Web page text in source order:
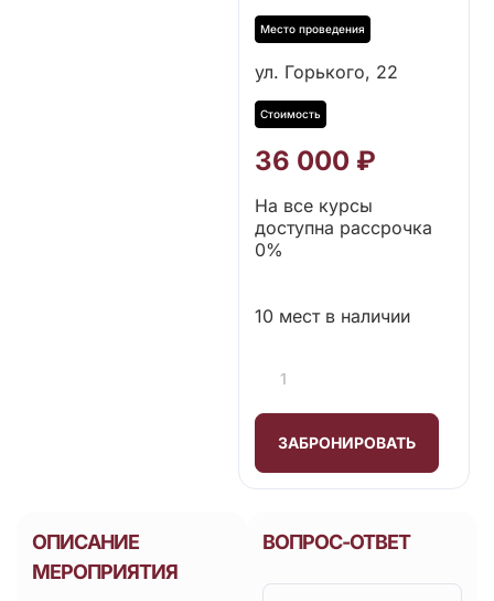
ул. Горького, 22
36 000 ₽
На все курсы
доступна рассрочка
0%
10 мест в наличии
ЗАБРОНИРОВАТЬ
ОПИСАНИЕ
МЕРОПРИЯТИЯ
ВОПРОС-ОТВЕТ